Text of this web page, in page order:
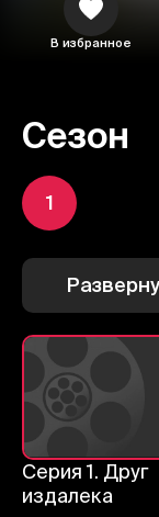
В избранное
Сезон
1
Серия 1. Друг
издалека